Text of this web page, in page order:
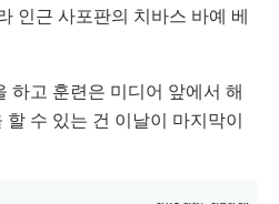
인근 사포판의 치바스 바예 베
하고 훈련은 미디어 앞에서 해
수 있는 건 이날이 마지막이